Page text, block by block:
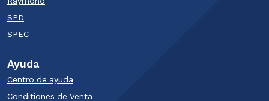
SPD​
SPEC
Ayuda
Centro de ayuda
Conditiones de Venta